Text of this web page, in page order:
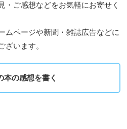
・ご感想などをお気軽にお寄せく
ムページや新聞・雑誌広告などに
ざいます。
本の感想を書く